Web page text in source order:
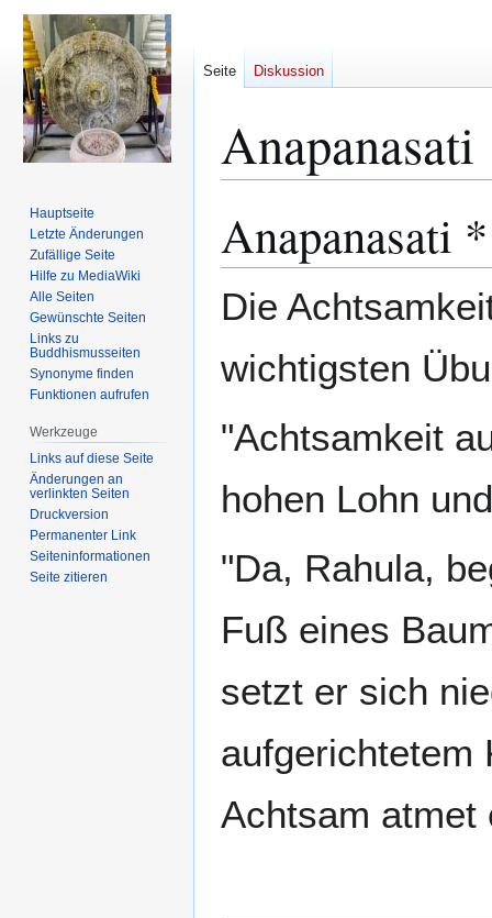
Anapanasati
Navigation
Suche
Anapanasati
Die
wichtigsten
"Achtsamkeit
hohen Lohn
"Da, Rahula,
Fuß eines
setzt er sich
aufgerichtetem
Achtsam atmet
Seite Diskussion
Hauptseite
Letzte Änderungen
Zufällige Seite
Hilfe zu MediaWiki
Alle Seiten
Gewünschte Seiten
Links zu
Buddhismusseiten
Synonyme finden
Funktionen aufrufen
Werkzeuge
Links auf diese Seite
Änderungen an
verlinkten Seiten
Druckversion
Permanenter Link
Seiten­­informationen
Seite zitieren